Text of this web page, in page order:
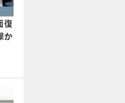
復
か